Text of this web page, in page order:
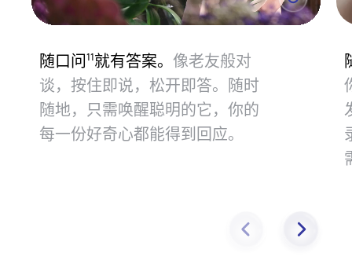
随口问⁠11就有答案。 像老友般对
谈，按住即说，松开即答。随时
随地，只需唤醒聪明的它，你的
每一份好奇心都能得到回⁠应。